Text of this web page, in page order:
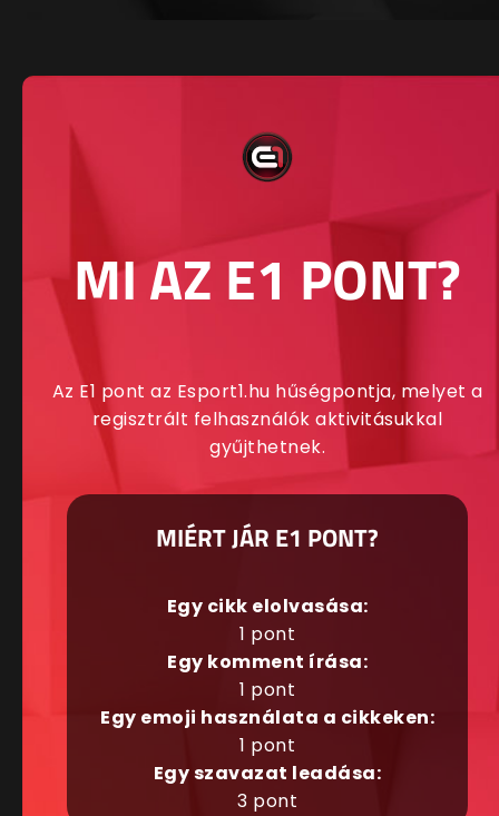
MI AZ E1 PONT?
Az E1 pont az Esport1.hu hűségpontja, melyet a
regisztrált felhasználók aktivitásukkal
gyűjthetnek.
MIÉRT JÁR E1 PONT?
Egy cikk elolvasása:
1 pont
Egy komment írása:
1 pont
Egy emoji használata a cikkeken:
1 pont
Egy szavazat leadása:
3 pont